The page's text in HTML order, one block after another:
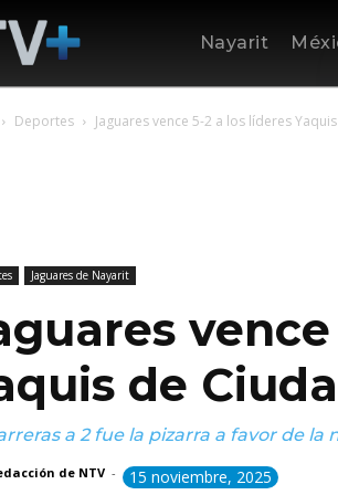
Nayarit
Deportes Jaguares vence 5-2 a los líderes
Jaguares de Nayarit
de
a 2 fue la pizarra a favor de la
de NTV - 15 noviembre, 2025